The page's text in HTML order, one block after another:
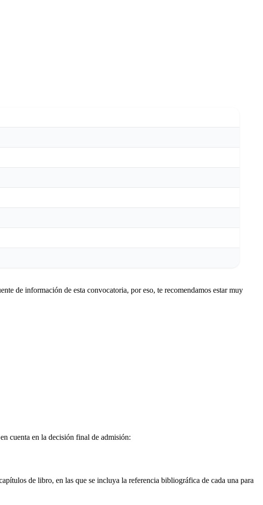
de información de esta convocatoria, por eso, te recomendamos estar muy
cuenta en la decisión final de admisión:
de libro, en las que se incluya la referencia bibliográfica de cada una para